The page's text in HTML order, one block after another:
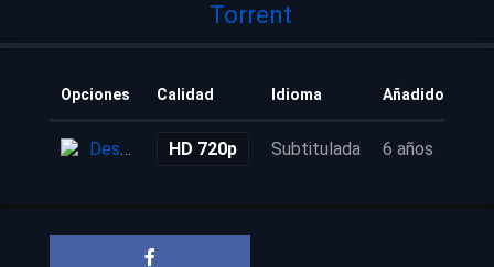
Torrent
Opciones Calidad Idioma Añadido
Descarga HD 720p Subtitulada 6 años